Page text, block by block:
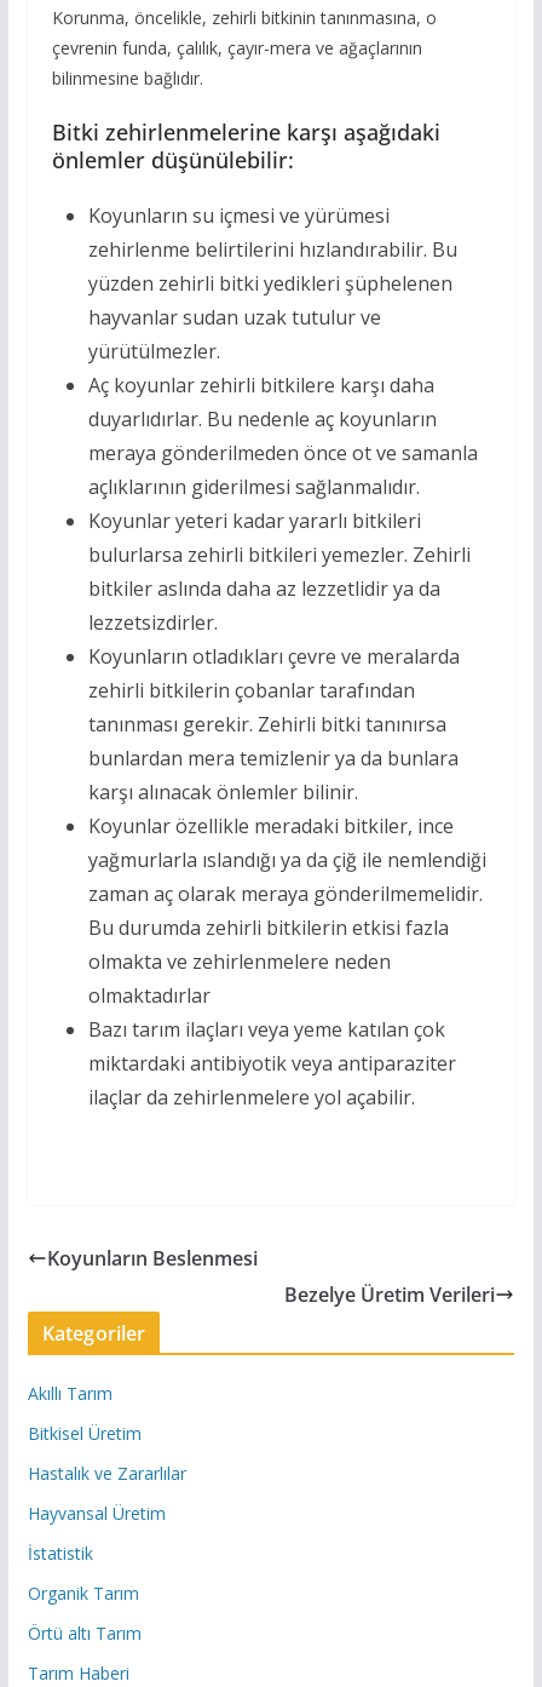
Korunma, öncelikle, zehirli bitkinin tanınmasına, o
çevrenin funda, çalılık, çayır-mera ve ağaçlarının
bilinmesine bağlıdır.
Bitki zehirlenmelerine karşı aşağıdaki
önlemler düşünülebilir:
Koyunların su içmesi ve yürümesi
zehirlenme belirtilerini hızlandırabilir. Bu
yüzden zehirli bitki yedikleri şüphelenen
hayvanlar sudan uzak tutulur ve
yürütülmezler.
Aç koyunlar zehirli bitkilere karşı daha
duyarlıdırlar. Bu nedenle aç koyunların
meraya gönderilmeden önce ot ve samanla
açlıklarının giderilmesi sağlanmalıdır.
Koyunlar yeteri kadar yararlı bitkileri
bulurlarsa zehirli bitkileri yemezler. Zehirli
bitkiler aslında daha az lezzetlidir ya da
lezzetsizdirler.
Koyunların otladıkları çevre ve meralarda
zehirli bitkilerin çobanlar tarafından
tanınması gerekir. Zehirli bitki tanınırsa
bunlardan mera temizlenir ya da bunlara
karşı alınacak önlemler bilinir.
Koyunlar özellikle meradaki bitkiler, ince
yağmurlarla ıslandığı ya da çiğ ile nemlendiği
zaman aç olarak meraya gönderilmemelidir.
Bu durumda zehirli bitkilerin etkisi fazla
olmakta ve zehirlenmelere neden
olmaktadırlar
Bazı tarım ilaçları veya yeme katılan çok
miktardaki antibiyotik veya antiparaziter
ilaçlar da zehirlenmelere yol açabilir.
Koyunların Beslenmesi
Bezelye Üretim Verileri
Kategoriler
Akıllı Tarım
Bitkisel Üretim
Hastalık ve Zararlılar
Hayvansal Üretim
İstatistik
Organik Tarım
Örtü altı Tarım
Tarım Haberi